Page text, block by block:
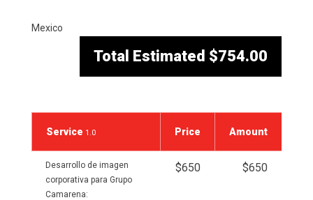
Mexico
Total Estimated $754.00
Service 1.0
Desarrollo de imagen
corporativa para Grupo
Camarena:
Price
$650
Amount
$650